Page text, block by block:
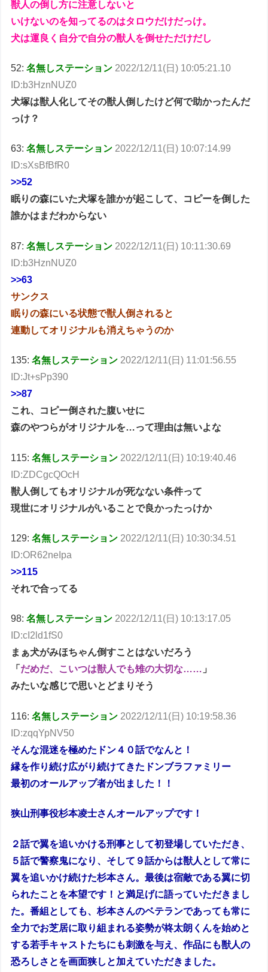
獣人の倒し方に注意しないと
いけないのを知ってるのはタロウだけだっけ。
犬は運良く自分で自分の獣人を倒せただけだし
52:名無しステーション 2022/12/11(日) 10:05:21.10
ID:b3HznNUZ0
犬塚は獣人化してその獣人倒したけど何で助かったんだ
っけ？
63:名無しステーション 2022/12/11(日) 10:07:14.99
ID:sXsBfBfR0
>>52
眠りの森にいた犬塚を誰かが起こして、コピーを倒した
誰かはまだわからない
87:名無しステーション 2022/12/11(日) 10:11:30.69
ID:b3HznNUZ0
>>63
サンクス
眠りの森にいる状態で獣人倒されると
連動してオリジナルも消えちゃうのか
135:名無しステーション 2022/12/11(日) 11:01:56.55
ID:Jt+sPp390
>>87
これ、コピー倒された腹いせに
森のやつらがオリジナルを…って理由は無いよな
115:名無しステーション 2022/12/11(日) 10:19:40.46
ID:ZDCgcQOcH
獣人倒してもオリジナルが死なない条件って
現世にオリジナルがいることで良かったっけか
129:名無しステーション 2022/12/11(日) 10:30:34.51
ID:OR62neIpa
>>115
それで合ってる
98:名無しステーション 2022/12/11(日) 10:13:17.05
ID:cI2ld1fS0
まぁ犬がみほちゃん倒すことはないだろう
「 だめだ、こいつは獣人でも雉の大切な…… 」
みたいな感じで思いとどまりそう
116:名無しステーション 2022/12/11(日) 10:19:58.36
ID:zqqYpNV50
そんな混迷を極めたドン４０話でなんと！
縁を作り続け広がり続けてきたドンブラファミリー
最初のオールアップ者が出ました！！
狭山刑事役杉本凌士さんオールアップです！
２話で翼を追いかける刑事として初登場していただき、
５話で警察鬼になり、そして９話からは獣人として常に
翼を追いかけ続けた杉本さん。最後は宿敵である翼に切
られたことを本望です！と満足げに語っていただきまし
た。番組としても、杉本さんのベテランであっても常に
全力でお芝居に取り組まれる姿勢が柊太朗くんを始めと
する若手キャストたちにも刺激を与え、作品にも獣人の
恐ろしさとを画面狭しと加えていただきました。